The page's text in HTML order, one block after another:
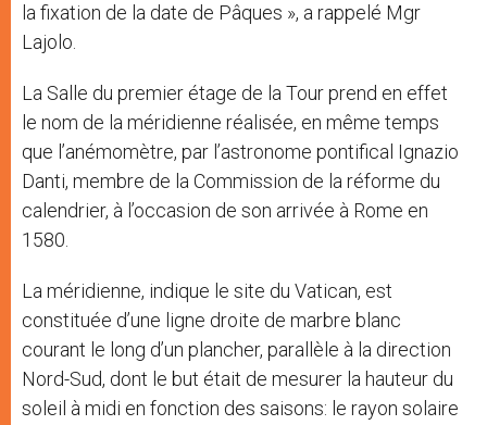
la fixation de la date de Pâques », a rappelé Mgr
Lajolo.
La Salle du premier étage de la Tour prend en effet
le nom de la méridienne réalisée, en même temps
que l’anémomètre, par l’astronome pontifical Ignazio
Danti, membre de la Commission de la réforme du
calendrier, à l’occasion de son arrivée à Rome en
1580.
La méridienne, indique le site du Vatican, est
constituée d’une ligne droite de marbre blanc
courant le long d’un plancher, parallèle à la direction
Nord-Sud, dont le but était de mesurer la hauteur du
soleil à midi en fonction des saisons: le rayon solaire